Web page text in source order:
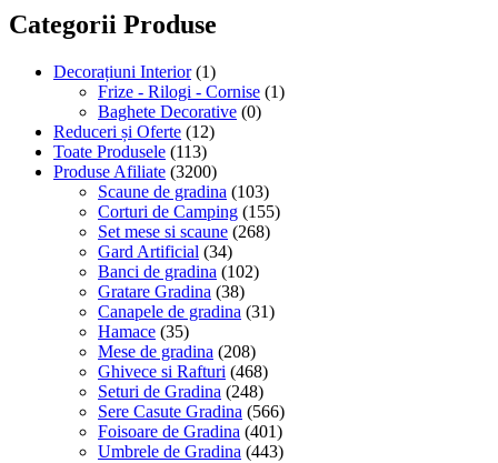
Categorii Produse
Decorațiuni Interior (1)
Frize - Rilogi - Cornise (1)
Baghete Decorative (0)
Reduceri și Oferte (12)
Toate Produsele (113)
Produse Afiliate (3200)
Scaune de gradina (103)
Corturi de Camping (155)
Set mese si scaune (268)
Gard Artificial (34)
Banci de gradina (102)
Gratare Gradina (38)
Canapele de gradina (31)
Hamace (35)
Mese de gradina (208)
Ghivece si Rafturi (468)
Seturi de Gradina (248)
Sere Casute Gradina (566)
Foisoare de Gradina (401)
Umbrele de Gradina (443)